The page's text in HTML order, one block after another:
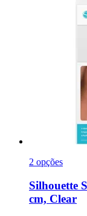
2 opções
Silhouette
cm, Clear